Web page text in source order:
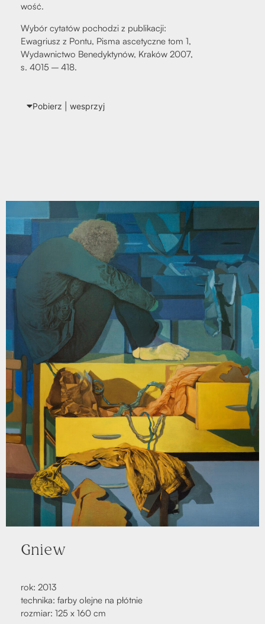
wość.
Wybór cyta­tów pocho­dzi z publi­ka­cji:
Ewa­griusz z Pon­tu, Pisma asce­tycz­ne tom 1,
Wydaw­nic­two Bene­dyk­ty­nów, Kra­ków 2007,
s. 4015 – 418.
Pobierz | wes­przyj
Gniew
rok: 2013
tech­ni­ka: far­by olej­ne na płót­nie
roz­miar: 125 x 160 cm